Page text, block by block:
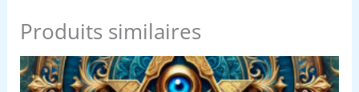
Produits similaires